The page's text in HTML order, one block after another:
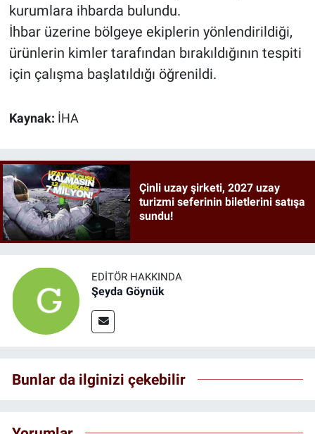
kurumlara ihbarda bulundu.
İhbar üzerine bölgeye ekiplerin yönlendirildiği,
ürünlerin kimler tarafından bırakıldığının tespiti
için çalışma başlatıldığı öğrenildi.
Kaynak: İHA
Çinli uzay şirketi, 2027 uzay
turizmi seferinin biletlerini satışa
sundu!
EDITÖR HAKKINDA
Şeyda Göynük
Bunlar da ilginizi çekebilir